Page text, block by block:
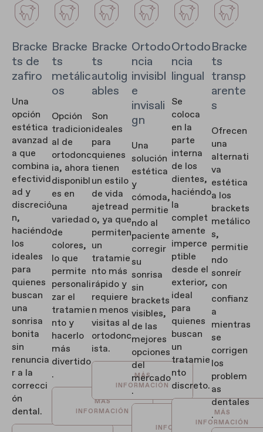
Bracke
ts de
zafiro
Una
opción
estética
avanzad
a que
combina
efectivid
ad y
discreció
n,
haciéndo
los
ideales
para
quienes
buscan
una
sonrisa
bonita
sin
renuncia
r a la
correcci
ón
dental.
Bracke
ts
metálic
os
Opción
tradicion
al de
ortodonc
ia, ahora
disponibl
es en
una
variedad
de
colores,
lo que
permite
personali
zar el
tratamie
nto y
hacerlo
más
divertido
.
MÁS
INFORMACIÓN
Bracke
ts
autolig
ables
Son
ideales
para
quienes
tienen
un estilo
de vida
ajetread
o, ya que
permiten
un
tratamie
nto más
rápido y
requiere
n menos
visitas al
ortodonc
ista.
MÁS
INFORMACIÓN
Ortodo
ncia
invisibl
e
invisali
gn
Una
solución
estética
y
cómoda,
permitie
ndo al
paciente
corregir
su
sonrisa
sin
brackets
visibles,
de las
mejores
opciones
del
mercado
.
INFORMACIÓN
Ortodo
ncia
lingual
Se
coloca
en la
parte
interna
de los
dientes,
haciéndo
la
complet
amente
imperce
ptible
desde el
exterior,
ideal
para
quienes
buscan
un
tratamie
nto
discreto.
MÁS
INFORMACIÓN
Bracke
ts
transp
arente
s
Ofrecen
una
alternati
va
estética
a los
brackets
metálico
s,
permitie
ndo
sonreír
con
confianz
a
mientras
se
corrigen
los
problem
as
dentales
.